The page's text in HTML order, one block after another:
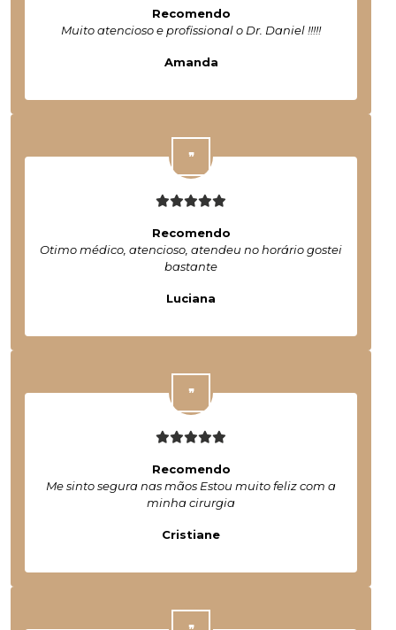
Recomendo
Muito atencioso e profissional o Dr. Daniel !!!!!
Amanda
Recomendo
Otimo médico, atencioso, atendeu no horário gostei
bastante
Luciana
Recomendo
Me sinto segura nas mãos Estou muito feliz com a
minha cirurgia
Cristiane